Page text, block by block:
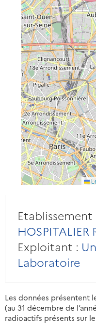
Etablissement
HOSPITALIER
Exploitant :
Laboratoire
Les données présentent
(au 31 décembre de
radioactifs présents sur